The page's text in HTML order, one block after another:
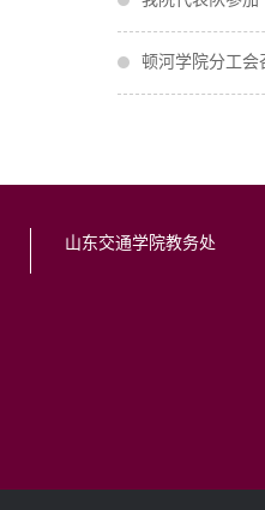
顿河学院分工会
山东交通学院教务处